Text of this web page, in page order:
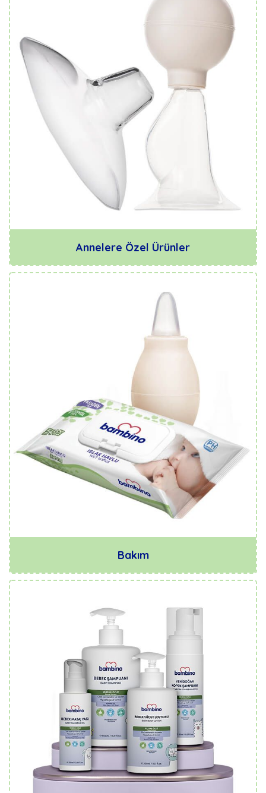
Annelere Özel Ürünler
Bakım